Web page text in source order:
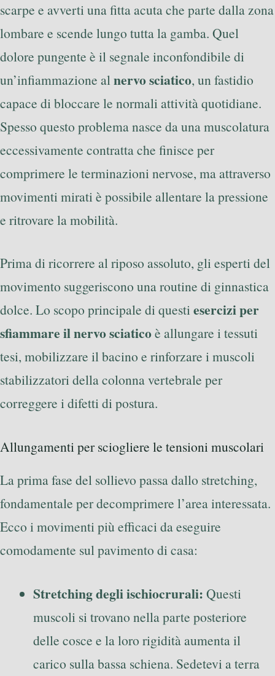
scarpe e avverti una fitta acuta che parte dalla zona
lombare e scende lungo tutta la gamba. Quel
dolore pungente è il segnale inconfondibile di
un’infiammazione alnervo sciatico, un fastidio
capace di bloccare le normali attività quotidiane.
Spesso questo problema nasce da una muscolatura
eccessivamente contratta che finisce per
comprimere le terminazioni nervose, ma attraverso
movimenti mirati è possibile allentare la pressione
e ritrovare la mobilità.
Prima di ricorrere al riposo assoluto, gli esperti del
movimento suggeriscono una routine di ginnastica
dolce. Lo scopo principale di questiesercizi per
sfiammare il nervo sciaticoè allungare i tessuti
tesi, mobilizzare il bacino e rinforzare i muscoli
stabilizzatori della colonna vertebrale per
correggere i difetti di postura.
Allungamenti per sciogliere le tensioni muscolari
La prima fase del sollievo passa dallo stretching,
fondamentale per decomprimere l’area interessata.
Ecco i movimenti più efficaci da eseguire
comodamente sul pavimento di casa:
Stretching degli ischiocrurali: Questi
muscoli si trovano nella parte posteriore
delle cosce e la loro rigidità aumenta il
carico sulla bassa schiena. Sedetevi a terra